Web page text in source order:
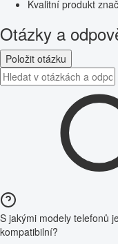
Kvalitní produkt
Otázky a
Položit otázku
S jakými modely telefonů
kompatibilní?